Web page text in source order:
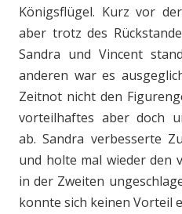
Königsflügel. Kurz vor
aber trotz des
Sandra und Vincent
anderen war es
Zeitnot nicht den
vorteilhaftes aber doch
ab. Sandra verbesserte
und holte mal wieder den
in der Zweiten
konnte sich keinen Vorteil